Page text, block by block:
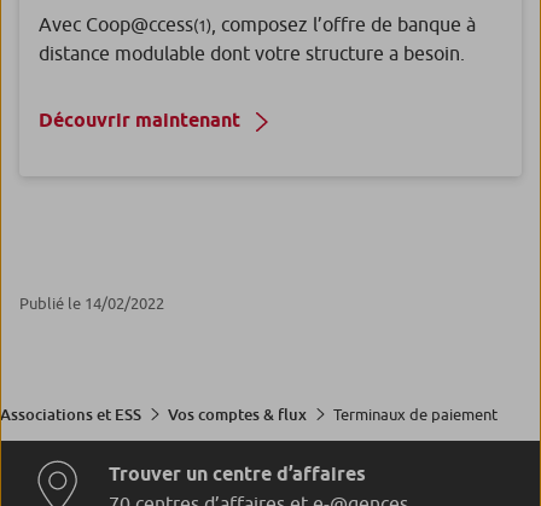
Avec Coop@ccess(1) , composez l’offre de banque à
distance modulable dont votre structure a besoin.
Découvrir maintenant
Publié le 14/02/2022
Associations et ESS Vos comptes & flux Terminaux de paiement
Trouver un centre d’affaires